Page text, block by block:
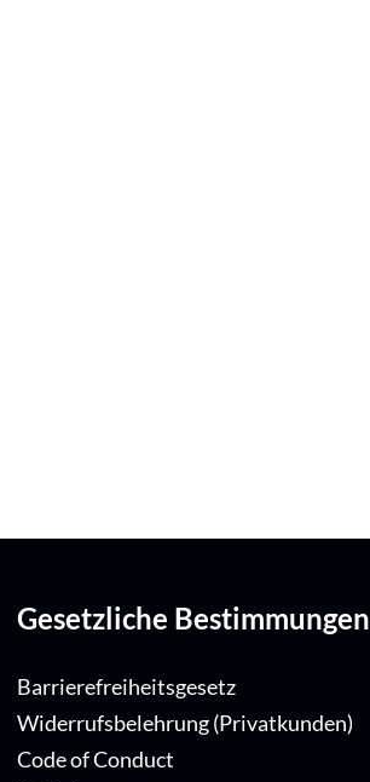
Gesetzliche Bestimmungen
Barrierefreiheitsgesetz
Widerrufsbelehrung (Privatkunden)
Code of Conduct